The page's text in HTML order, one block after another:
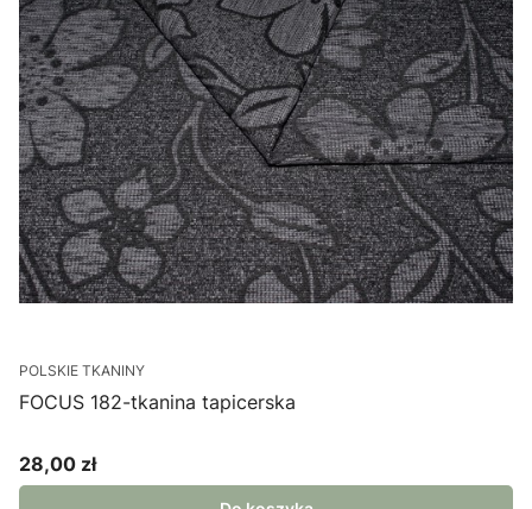
POLSKIE TKANINY
FOCUS 182-tkanina tapicerska
Cena
28,00 zł